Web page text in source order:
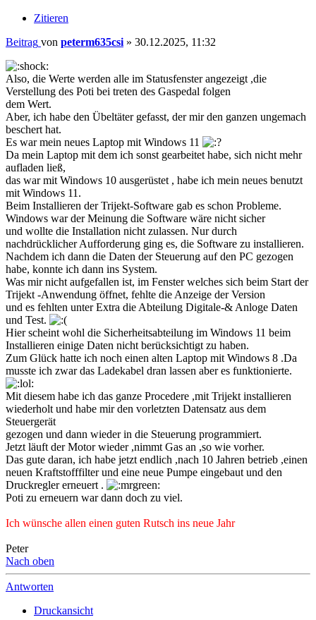
Zitieren
Beitrag von peterm635csi » 30.12.2025, 11:32
Also, die Werte werden alle im Statusfenster angezeigt ,die
Verstellung des Poti bei treten des Gaspedal folgen
dem Wert.
Aber, ich habe den Übeltäter gefasst, der mir den ganzen ungemach
beschert hat.
Es war mein neues Laptop mit Windows 11
Da mein Laptop mit dem ich sonst gearbeitet habe, sich nicht mehr
aufladen ließ,
das war mit Windows 10 ausgerüstet , habe ich mein neues benutzt
mit Windows 11.
Beim Installieren der Trijekt-Software gab es schon Probleme.
Windows war der Meinung die Software wäre nicht sicher
und wollte die Installation nicht zulassen. Nur durch
nachdrücklicher Aufforderung ging es, die Software zu installieren.
Nachdem ich dann die Daten der Steuerung auf den PC gezogen
habe, konnte ich dann ins System.
Was mir nicht aufgefallen ist, im Fenster welches sich beim Start der
Trijekt -Anwendung öffnet, fehlte die Anzeige der Version
und es fehlten unter Extra die Abteilung Digitale-& Anloge Daten
und Test.
Hier scheint wohl die Sicherheitsabteilung im Windows 11 beim
Installieren einige Daten nicht berücksichtigt zu haben.
Zum Glück hatte ich noch einen alten Laptop mit Windows 8 .Da
musste ich zwar das Ladekabel dran lassen aber es funktionierte.
Mit diesem habe ich das ganze Procedere ,mit Trijekt installieren
wiederholt und habe mir den vorletzten Datensatz aus dem
Steuergerät
gezogen und dann wieder in die Steuerung programmiert.
Jetzt läuft der Motor wieder ,nimmt Gas an ,so wie vorher.
Das gute daran, ich habe jetzt endlich ,nach 10 Jahren betrieb ,einen
neuen Kraftstofffilter und eine neue Pumpe eingebaut und den
Druckregler erneuert .
Poti zu erneuern war dann doch zu viel.
Ich wünsche allen einen guten Rutsch ins neue Jahr
Peter
Nach oben
Antworten
Druckansicht